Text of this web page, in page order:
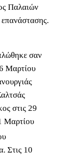
Παλαιών
σαν
Μαρτίου
στις 29
Μαρτίου
Στις 10